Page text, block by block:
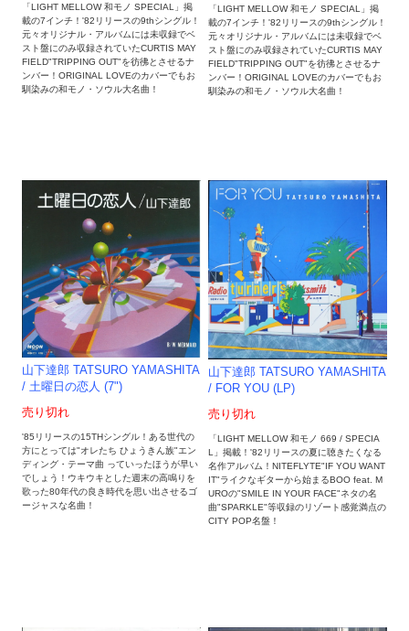
「LIGHT MELLOW 和モノ SPECIAL」掲
載の7インチ！'82リリースの9thシングル！
元々オリジナル・アルバムには未収録でベ
スト盤にのみ収録されていたCURTIS MAY
FIELD"TRIPPING OUT"を彷彿とさせるナ
ンバー！ORIGINAL LOVEのカバーでもお
馴染みの和モノ・ソウル大名曲！
「LIGHT MELLOW 和モノ SPECIAL」掲
載の7インチ！'82リリースの9thシングル！
元々オリジナル・アルバムには未収録でベ
スト盤にのみ収録されていたCURTIS MAY
FIELD"TRIPPING OUT"を彷彿とさせるナ
ンバー！ORIGINAL LOVEのカバーでもお
馴染みの和モノ・ソウル大名曲！
山下達郎 TATSURO YAMASHITA
/ 土曜日の恋人 (7")
売り切れ
'85リリースの15THシングル！ある世代の
方にとっては"オレたち ひょうきん族"エン
ディング・テーマ曲 っていったほうが早い
でしょう！ウキウキとした週末の高鳴りを
歌った80年代の良き時代を思い出させるゴ
ージャスな名曲！
山下達郎 TATSURO YAMASHITA
/ FOR YOU (LP)
売り切れ
「LIGHT MELLOW 和モノ 669 / SPECIA
L」掲載！'82リリースの夏に聴きたくなる
名作アルバム！NITEFLYTE"IF YOU WANT
IT"ライクなギターから始まるBOO feat. M
UROの"SMILE IN YOUR FACE"ネタの名
曲"SPARKLE"等収録のリゾート感覚満点の
CITY POP名盤！